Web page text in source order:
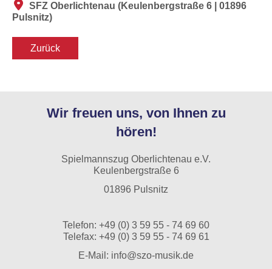
SFZ Oberlichtenau (Keulenbergstraße 6 | 01896
Pulsnitz)
Zurück
Wir freuen uns, von Ihnen zu
hören!
Spielmannszug Oberlichtenau e.V.
Keulenbergstraße 6
01896 Pulsnitz
Telefon: +49 (0) 3 59 55 - 74 69 60
Telefax: +49 (0) 3 59 55 - 74 69 61
E-Mail: info@szo-musik.de